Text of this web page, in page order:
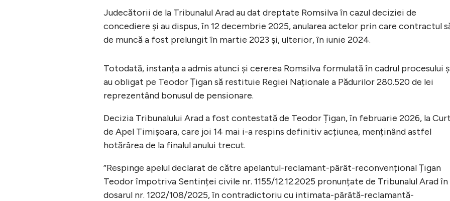
Judecătorii de la Tribunalul Arad au dat dreptate Romsilva în cazul deciziei de
concediere și au dispus, în 12 decembrie 2025, anularea actelor prin care contractul
de muncă a fost prelungit în martie 2023 și, ulterior, în iunie 2024.
Totodată, instanța a admis atunci și cererea Romsilva formulată în cadrul procesului
au obligat pe Teodor Țigan să restituie Regiei Naționale a Pădurilor 280.520 de lei
reprezentând bonusul de pensionare.
Decizia Tribunalului Arad a fost contestată de Teodor Țigan, în februarie 2026, la
de Apel Timișoara, care joi 14 mai i-a respins definitiv acțiunea, menținând astfel
hotărârea de la finalul anului trecut.
”Respinge apelul declarat de către apelantul-reclamant-pârât-reconvențional Țigan
Teodor împotriva Sentinței civile nr. 1155/12.12.2025 pronunțate de Tribunalul Arad în
dosarul nr. 1202/108/2025, în contradictoriu cu intimata-pârâtă-reclamantă-